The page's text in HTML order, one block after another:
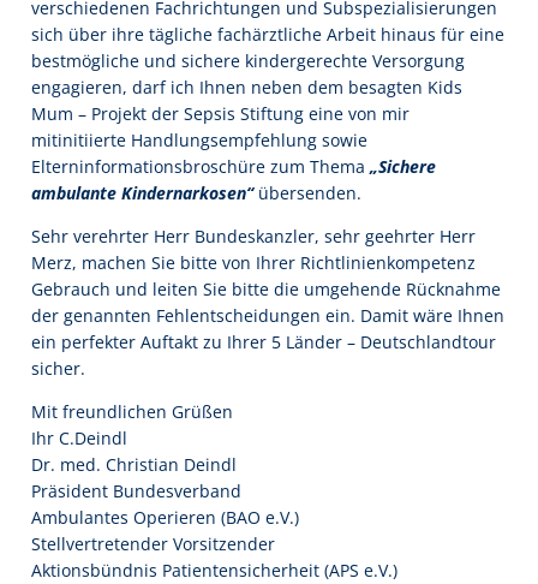
verschiedenen Fachrichtungen und Subspezialisierungen
sich über ihre tägliche fachärztliche Arbeit hinaus für eine
bestmögliche und sichere kindergerechte Versorgung
engagieren, darf ich Ihnen neben dem besagten Kids
Mum – Projekt der Sepsis Stiftung eine von mir
mitinitiierte Handlungsempfehlung sowie
Elterninformationsbroschüre zum Thema „Sichere
ambulante Kindernarkosen“ übersenden.
Sehr verehrter Herr Bundeskanzler, sehr geehrter Herr
Merz, machen Sie bitte von Ihrer Richtlinienkompetenz
Gebrauch und leiten Sie bitte die umgehende Rücknahme
der genannten Fehlentscheidungen ein. Damit wäre Ihnen
ein perfekter Auftakt zu Ihrer 5 Länder – Deutschlandtour
sicher.
Mit freundlichen Grüßen
Ihr C.Deindl
Dr. med. Christian Deindl
Präsident Bundesverband
Ambulantes Operieren (BAO e.V.)
Stellvertretender Vorsitzender
Aktionsbündnis Patientensicherheit (APS e.V.)